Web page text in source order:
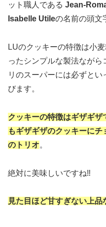
ット職人である Jean-
Isabelle Utileの名前の頭文
LUのクッキーの特徴は小
ったシンプルな製法なが
リのスーパーには必ずと
びます。
クッキーの特徴はギザギ
もギザギザのクッキーに
のトリオ。
絶対に美味しいですね‼
見た目ほど甘すぎない上品